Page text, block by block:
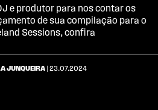
e produtor para nos contar os
de sua compilação para o
Sessions, confira
JUNQUEIRA | 23.07.2024